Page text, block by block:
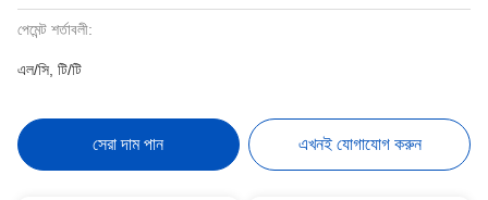
পেমেন্ট শর্তাবলী:
এল/সি, টি/টি
সেরা দাম পান এখনই যোগাযোগ করুন